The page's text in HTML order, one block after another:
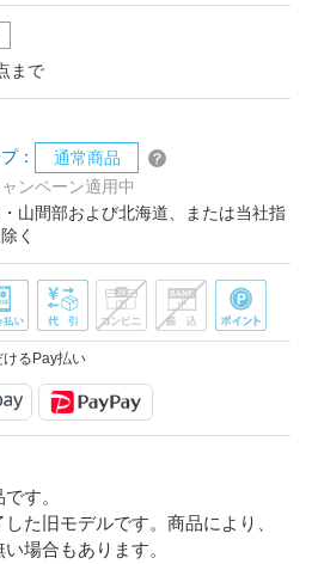
まで
：
通常商品
ンペーン適用中
山間部および北海道、または当社指
く
けるPay払い
す。
た旧モデルです。商品により、
場合もあります。